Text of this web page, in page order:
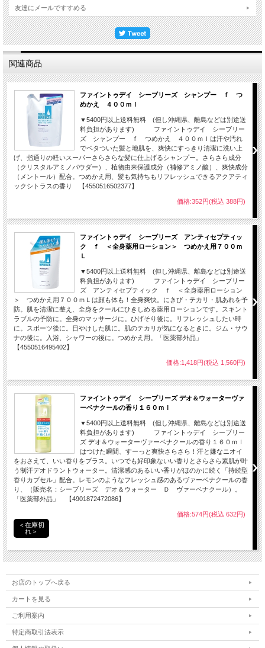
友達にメールですすめる
関連商品
ファイントゥデイ シーブリーズ シャンプー ｆ つ
めかえ ４００ｍｌ
▼5400円以上送料無料 (但し沖縄県、離島などは別途送
料負担があります) ファイントゥデイ シーブリー
ズ シャンプー ｆ つめかえ ４００ｍｌは汗や汚れ
でベタついた髪と地肌を、爽快にすっきり清潔に洗い上
げ、指通りの軽いスーパーさらさらな髪に仕上げるシャンプー。さらさら成分
（クリスタルアミノパウダー）、植物由来保護成分（補修アミノ酸）、爽快成分
（メントール）配合。つめかえ用、髪も気持ちもリフレッシュできるアクアティ
ックシトラスの香り 【4550516502377】
価格:352円(税込 388円)
ファイントゥデイ シーブリーズ アンティセプティッ
ク ｆ ＜全身薬用ローション＞ つめかえ用７００ｍ
Ｌ
▼5400円以上送料無料 (但し沖縄県、離島などは別途送
料負担があります) ファイントゥデイ シーブリー
ズ アンティセプティック ｆ ＜全身薬用ローション
＞ つめかえ用７００ｍＬは顔も体も！全身爽快。にきび・テカリ・肌あれを予
防。肌を清潔に整え、全身をクールにひきしめる薬用ローションです。スキント
ラブルの予防に。全身のマッサージに。ひげそり後に。リフレッシュしたい時
に。スポーツ後に。日やけした肌に。肌のテカリが気になるときに。ジム・サウ
ナの後に。入浴、シャワーの後に。つめかえ用。「医薬部外品」
【4550516495402】
価格:1,418円(税込 1,560円)
ファイントゥデイ シーブリーズ デオ＆ウォーターヴァ
ーベナクールの香り１６０ｍｌ
▼5400円以上送料無料 (但し沖縄県、離島などは別途送
料負担があります) ファイントゥデイ シーブリー
ズ デオ＆ウォーターヴァーベナクールの香り１６０ｍｌ
はつけた瞬間、すーっと爽快さらさら！汗と嫌なニオイ
をおさえて、いい香りをプラス。いつでも好印象ないい香りとさらさら素肌が叶
う制汗デオドラントウォーター。清潔感のあるいい香りがほのかに続く「持続型
香りカプセル」配合。レモンのようなフレッシュ感のあるヴァーベナクールの香
り、（販売名：シーブリーズ デオ＆ウォーター Ｄ ヴァーベナクール）。
「医薬部外品」 【4901872472086】
価格:574円(税込 632円)
＜在庫切
れ＞
お店のトップへ戻る
カートを見る
ご利用案内
特定商取引法表示